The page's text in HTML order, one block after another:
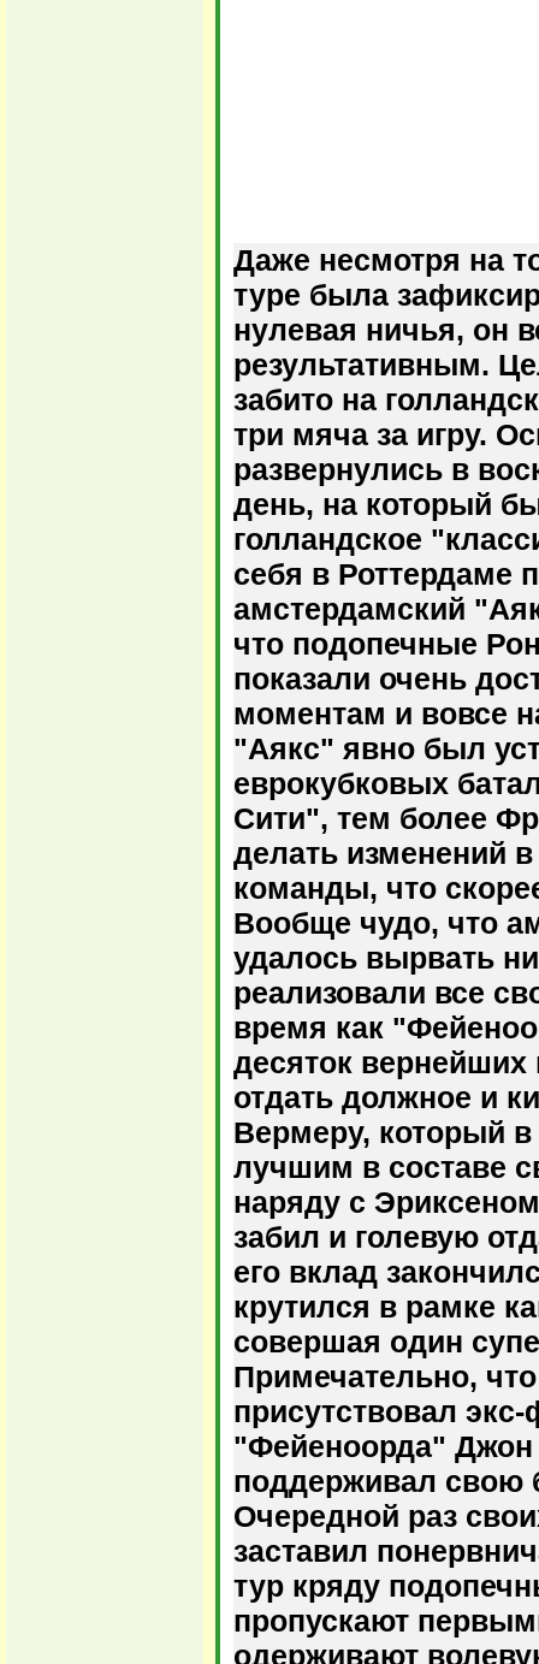
Даже несмотря на
туре была
нулевая ничья, он
результативным.
забито на
три мяча за игру.
развернулись в
день, на который
голландское
себя в Роттердаме
амстердамский
что подопечные
показали очень
моментам и вовсе
"Аякс" явно был
еврокубковых
Сити", тем более
делать изменений
команды, что
Вообще чудо, что
удалось вырвать
реализовали все
время как
десяток
отдать должное и
Вермеру, который
лучшим в составе
наряду с
забил и голевую
его вклад
крутился в рамке
совершая один
Примечательно,
присутствовал
"Фейеноорда" Джон
поддерживал
Очередной раз
заставил
тур кряду
пропускают
одерживают